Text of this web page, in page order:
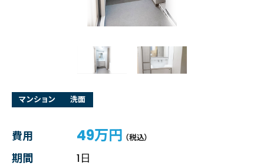
マンション 洗面
費用 49万円 （税込）
期間
1日